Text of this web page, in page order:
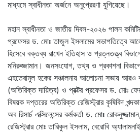
মাধ্যমে স্বাধীনতা অর্জনে অনুপ্রেরণা যুগিয়েছে।
মহান স্বাধীনতা ও জাতীয় দিবস-২০২৬ পালন
প্রফেসর ড. মোঃ তাজুল ইসলামের সভাপতিত্বে
হিসেবে বক্তব্য রাখেন ইতিহাস ও প্রত্নতত্ত্ব
মনিরুজ্জামান। জনসংযোগ, তথ্য ও প্রকাশনা
এহতেরামুল হকের সঞ্চালনায় আলোচনা সভায় আরও
(অতিরিক্ত দায়িত্ব) ও প্রক্টর প্রফেসর ড. মোঃ
বিষয়ক দপ্তরের অতিরিক্ত রেজিস্ট্রার কৃষিবিদ
অব রিসার্চ এক্সিলেন্সের কর্মকর্তা ড. মোঃ
রেজিস্ট্রার মোঃ তারিকুল ইসলাম, বেরোবি